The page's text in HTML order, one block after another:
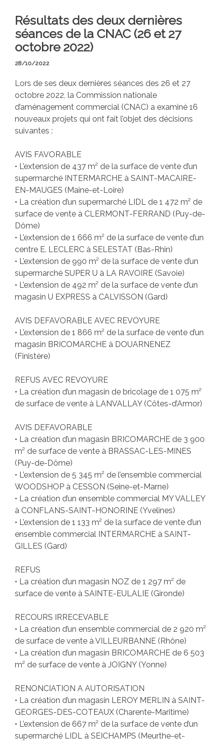
Résultats des deux dernières
séances de la CNAC (26 et 27
octobre 2022)
28/10/2022
Lors de ses deux dernières séances des 26 et 27
octobre 2022, la Commission nationale
d’aménagement commercial (CNAC) a examiné 16
nouveaux projets qui ont fait l’objet des décisions
suivantes :
AVIS FAVORABLE
• L’extension de 437 m² de la surface de vente d’un
supermarché INTERMARCHE à SAINT-MACAIRE-
EN-MAUGES (Maine-et-Loire)
• La création d’un supermarché LIDL de 1 472 m² de
surface de vente à CLERMONT-FERRAND (Puy-de-
Dôme)
• L’extension de 1 666 m² de la surface de vente d’un
centre E. LECLERC à SELESTAT (Bas-Rhin)
• L’extension de 990 m² de la surface de vente d’un
supermarché SUPER U à LA RAVOIRE (Savoie)
• L’extension de 492 m² de la surface de vente d’un
magasin U EXPRESS à CALVISSON (Gard)
AVIS DEFAVORABLE AVEC REVOYURE
• L’extension de 1 866 m² de la surface de vente d’un
magasin BRICOMARCHE à DOUARNENEZ
(Finistère)
REFUS AVEC REVOYURE
• La création d’un magasin de bricolage de 1 075 m²
de surface de vente à LANVALLAY (Côtes-d’Armor)
AVIS DEFAVORABLE
• La création d’un magasin BRICOMARCHE de 3 900
m² de surface de vente à BRASSAC-LES-MINES
(Puy-de-Dôme)
• L’extension de 5 345 m² de l’ensemble commercial
WOODSHOP à CESSON (Seine-et-Marne)
• La création d’un ensemble commercial MY VALLEY
à CONFLANS-SAINT-HONORINE (Yvelines)
• L’extension de 1 133 m² de la surface de vente d’un
ensemble commercial INTERMARCHE à SAINT-
GILLES (Gard)
REFUS
• La création d’un magasin NOZ de 1 297 m² de
surface de vente à SAINTE-EULALIE (Gironde)
RECOURS IRRECEVABLE
• La création d’un ensemble commercial de 2 920 m²
de surface de vente à VILLEURBANNE (Rhône)
• La création d’un magasin BRICOMARCHE de 6 503
m² de surface de vente à JOIGNY (Yonne)
RENONCIATION A AUTORISATION
• La création d’un magasin LEROY MERLIN à SAINT-
GEORGES-DES-COTEAUX (Charente-Maritime)
• L’extension de 667 m² de la surface de vente d’un
supermarché LIDL à SEICHAMPS (Meurthe-et-